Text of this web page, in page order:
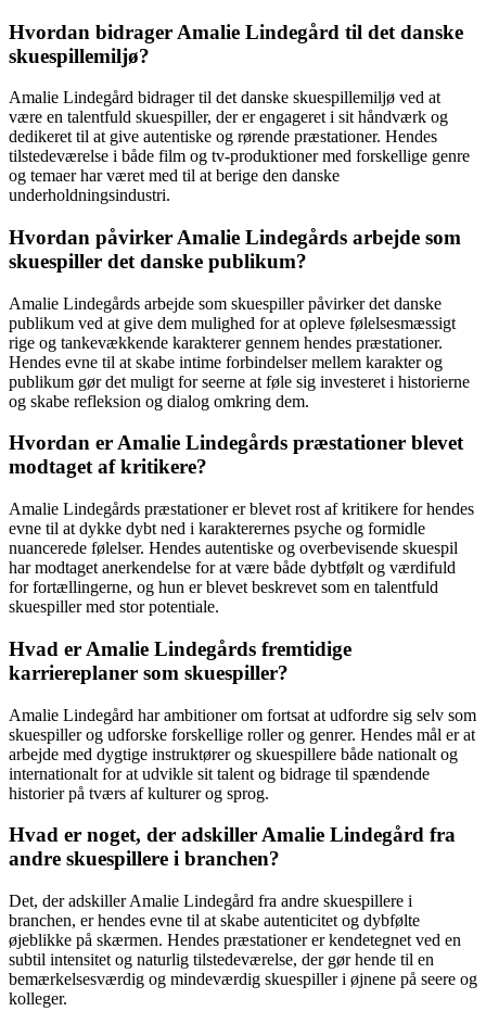
Hvordan bidrager Amalie Lindegård til det danske
skuespillemiljø?
Amalie Lindegård bidrager til det danske skuespillemiljø ved at
være en talentfuld skuespiller, der er engageret i sit håndværk og
dedikeret til at give autentiske og rørende præstationer. Hendes
tilstedeværelse i både film og tv-produktioner med forskellige genre
og temaer har været med til at berige den danske
underholdningsindustri.
Hvordan påvirker Amalie Lindegårds arbejde som
skuespiller det danske publikum?
Amalie Lindegårds arbejde som skuespiller påvirker det danske
publikum ved at give dem mulighed for at opleve følelsesmæssigt
rige og tankevækkende karakterer gennem hendes præstationer.
Hendes evne til at skabe intime forbindelser mellem karakter og
publikum gør det muligt for seerne at føle sig investeret i historierne
og skabe refleksion og dialog omkring dem.
Hvordan er Amalie Lindegårds præstationer blevet
modtaget af kritikere?
Amalie Lindegårds præstationer er blevet rost af kritikere for hendes
evne til at dykke dybt ned i karakterernes psyche og formidle
nuancerede følelser. Hendes autentiske og overbevisende skuespil
har modtaget anerkendelse for at være både dybtfølt og værdifuld
for fortællingerne, og hun er blevet beskrevet som en talentfuld
skuespiller med stor potentiale.
Hvad er Amalie Lindegårds fremtidige
karriereplaner som skuespiller?
Amalie Lindegård har ambitioner om fortsat at udfordre sig selv som
skuespiller og udforske forskellige roller og genrer. Hendes mål er at
arbejde med dygtige instruktører og skuespillere både nationalt og
internationalt for at udvikle sit talent og bidrage til spændende
historier på tværs af kulturer og sprog.
Hvad er noget, der adskiller Amalie Lindegård fra
andre skuespillere i branchen?
Det, der adskiller Amalie Lindegård fra andre skuespillere i
branchen, er hendes evne til at skabe autenticitet og dybfølte
øjeblikke på skærmen. Hendes præstationer er kendetegnet ved en
subtil intensitet og naturlig tilstedeværelse, der gør hende til en
bemærkelsesværdig og mindeværdig skuespiller i øjnene på seere og
kolleger.